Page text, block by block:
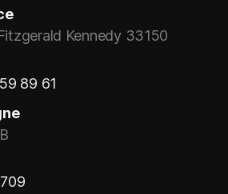
Kennedy 33150
89 61